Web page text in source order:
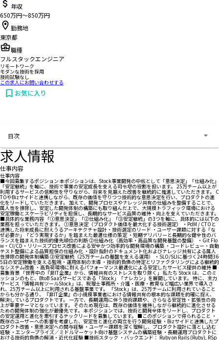
年収
650万円〜850万円
勤務地
東京都
職種
フルスタックエンジニア
リモートワーク
モダンな技術を採用
技術試験なし
この求人にお問い合わせする
お気に入り
目次
求人情報
仕事内容
仕事内容
■今回募集するポジション 本ポジションは、Stock事業開発の中核として「意思決定」「仕組み化」
「安定継続」を軸に、技術で事業の安定成長を支える司令塔の役割を担います。 25万チーム以上が
利用するサービスの信頼性を守りながら、将来を見据えた改善を継続的に推進していただきます。 C
TOやBizサイドと連携しながら、既存の価値を守りつつ技術的な意思決定を行い、プロダクトの進
化をリードしていただきます。 加えて、開発プロセスやナレッジ共有の仕組みを整備することで、
属人性を排除し、安定した開発体制の構築にも取り組んだ上で、大規模トラフィック環境における
安定稼働とスケーラビリティを担保し、長期的なサービス品質の維持・向上を支えていただきます。
■具体的な業務内容 「①意思決定」「②仕組み化」「③安定継続」の3つを軸に、具体的には以下の
業務を担っていただきます。 ①意思決定（プロダクト価値を最大化する技術選定） ・PdM / CTOと
連携した将来成長に耐えうるアーキテクチャ設計・技術選定のリード ・ユーザー課題に対する「な
ぜ必要か」「どう実現するか」を踏まえた最適仕様の策定 ・短期デリバリーと長期的な健全性のバ
ランスを踏まえた技術的優先順位の判断 ②仕組み化（高効率・高品質な開発基盤の整備） ・Git Flo
w・CI/CD・リリースプロセス改善による安全かつ効率的な開発環境の構築 ・コードレビュー・自動
テスト整備による品質担保の仕組み化 ・設計指針のドキュメント化およびナレッジ共有による属人
性排除の開発体制構築 ③安定継続（25万チームの基盤を支える運用） ・SLO/SLIに基づく24時間36
5日の安定稼働を支える監視・運用体制の主導 ・技術的負債の特定とリファクタリングによる継続的
なシステム改善 ・高負荷環境に耐えるパフォーマンス最適化による安定したサービス提供の維持 ■
募集背景 「世界中の『非IT企業』から、情報共有のストレスを取り除く」 私たち Stock は、このミ
ッションのもと、BtoB SaaSサービスである「Stock」「ナレカン」を展開しています。 特に、主力
サービス「情報共有ツールStock」は、税理士事務所・介護・医療・教育など幅広い業界で導入さ
れ、25万チーム以上に利用される基盤事業です。 「Stock」は、25万チームに利用されていること
からも分かる通り、『非IT企業』の小規模事業者における情報共有の根本的な課題を的確に捉え、
解決しているプロダクトです。 一方で、長期運用に伴う技術課題や、さらなる安定性・拡張性の向
上が重要テーマとなっています。 そのため現在は、既存の価値を維持しながら継続的に進化させる
ための開発体制の強化が最優先です。 本ポジションでは、技術と開発全体をリードし、プロダクト
の安定運用と進化を牽引するテックリードを募集しています。 ■このポジションで得られること ・
既存のユーザーへの影響を考慮した、安定性と進化の両立を行う開発経験 ・Bizサイドと連携したプ
ロダクト改善・意思決定への関与経験 ・ユーザー課題を深く理解し、プロダクト設計に落とし込む
経験 ・エンタープライズ／ミドルマーケット向け基盤システムの構築経験 ・長期運用プロダクトに
おける技術的負債の解消・近代化経験 ■技術スタック ・バックエンド： Ruby on Rails (Ruby), RSp